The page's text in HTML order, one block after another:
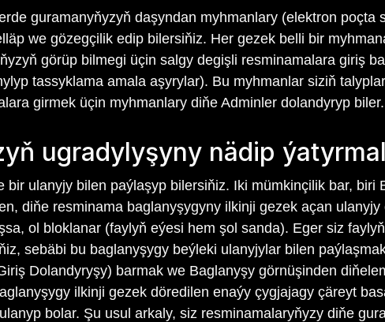
guramanyňyzyň daşyndan myhmanlary (elektron poçta
we gözegçilik edip bilersiňiz. Her gezek belli bir
görüp bilmegi üçin salgy degişli resminamalara giriş
tassyklama amala aşyrylar). Bu myhmanlar siziň
girmek üçin myhmanlary diňe Adminler dolandyryp biler.
ugradylyşyny nädip
ulanyjy bilen paýlaşyp bilersiňiz. Iki mümkinçilik bar, biri
diňe resminama baglanyşygyny ilkinji gezek açan
ol bloklanar (faylyň eýesi hem şol sanda). Eger siz
sebäbi bu baglanyşygy beýleki ulanyjylar bilen
Dolandyryşy) barmak we Baglanyşy görnüşinden
ilkinji gezek döredilen enaýy çygjajagy çäreyt
bolar. Şu usul arkaly, siz resminamalaryňyzy diňe